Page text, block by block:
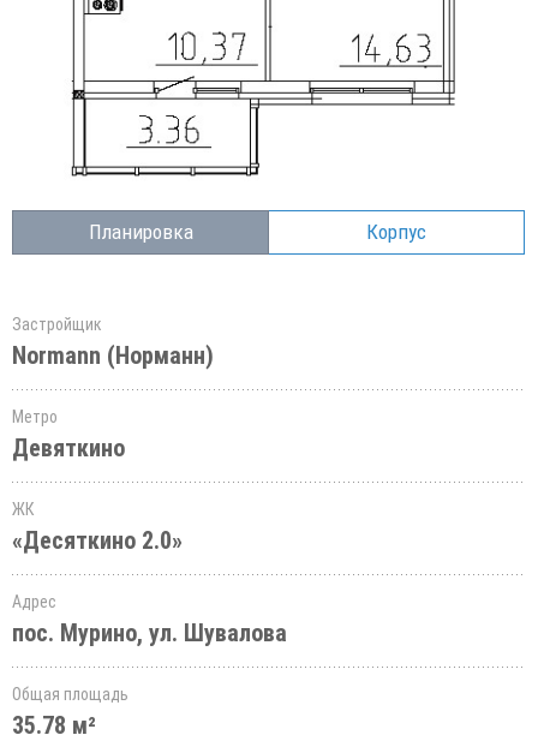
Планировка Корпус
Застройщик
Normann (Норманн)
Метро
Девяткино
ЖК
«Десяткино 2.0»
Адрес
пос. Мурино, ул. Шувалова
Общая площадь
35.78 м²